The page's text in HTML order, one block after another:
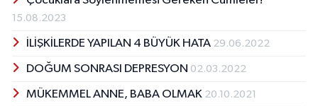
15.08.2023
İLİŞKİLERDE YAPILAN 4 BÜYÜK HATA 29.06.2022
DOĞUM SONRASI DEPRESYON 02.03.2022
MÜKEMMEL ANNE, BABA OLMAK 20.10.2021